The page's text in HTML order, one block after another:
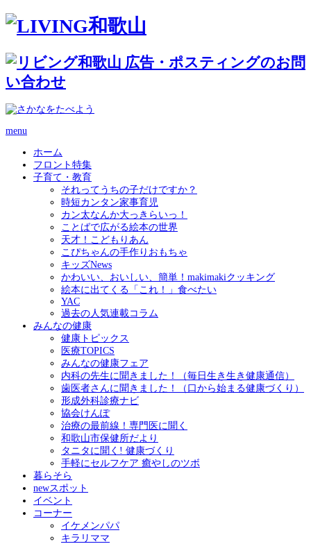
menu
ホーム
フロント特集
子育て・教育
それってうちの子だけですか？
時短カンタン家事育児
カン太なんか大っきらいっ！
ことばで広がる絵本の世界
天才！こどもりあん
こぴちゃんの手作りおもちゃ
キッズNews
かわいい、おいしい、簡単！makimakiクッキング
絵本に出てくる「これ！」食べたい
YAC
過去の人気連載コラム
みんなの健康
健康トピックス
医療TOPICS
みんなの健康フェア
内科の先生に聞きました！（毎日生き生き健康通信）
歯医者さんに聞きました！（口から始まる健康づくり）
形成外科診療ナビ
協会けんぽ
治療の最前線！専門医に聞く
和歌山市保健所だより
タニタに聞く! 健康づくり
手軽にセルフケア 癒やしのツボ
暮らそら
newスポット
イベント
コーナー
イケメンパパ
キラリママ